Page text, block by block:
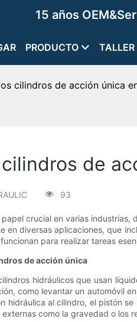
15 años
PRODUCTO TALLER
cilindros de acción única
de
93
crucial en varias
en diversas aplicaciones, que
para realizar tareas
de acción única
hidráulicos que usan
como levantar un automóvil
hidráulica al cilindro, el pistón
como la gravedad o los